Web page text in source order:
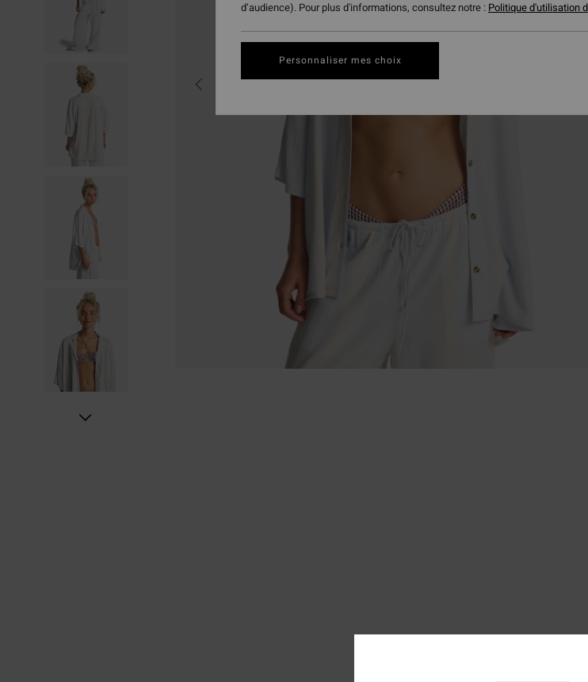
d’audience). Pour plus d'informations, consultez notre : Politique d'utilisation
Personnaliser mes choix